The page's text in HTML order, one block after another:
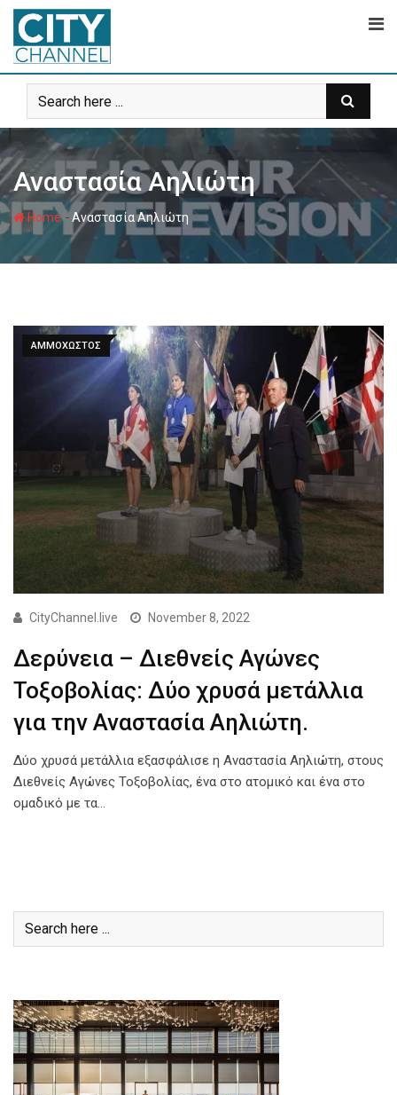
Skip
content
Αναστασία Αηλιώτη
Home-Αναστασία Αηλιώτη
ΑΜΜΟΧΩΣΤΟΣ
CityChannel.live November 8, 2022
Δερύνεια – Διεθνείς Αγώνες
Τοξοβολίας: Δύο χρυσά μετάλλια
για την Αναστασία Αηλιώτη.
Δύο χρυσά μετάλλια εξασφάλισε η Αναστασία Αηλιώτη, στους
Διεθνείς Αγώνες Τοξοβολίας, ένα στο ατομικό και ένα στο
ομαδικό με τα…